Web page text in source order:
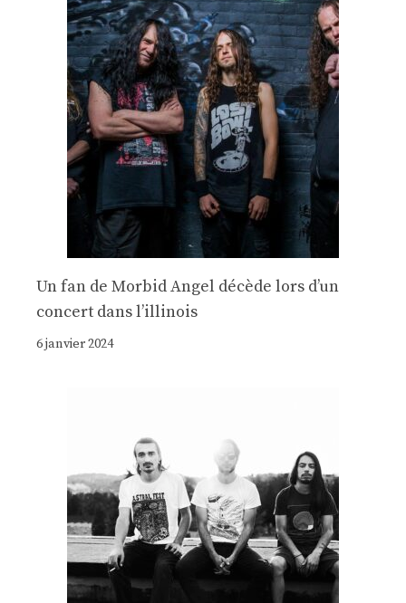
Un fan de Morbid Angel décède lors d’un
concert dans l’illinois
6 janvier 2024